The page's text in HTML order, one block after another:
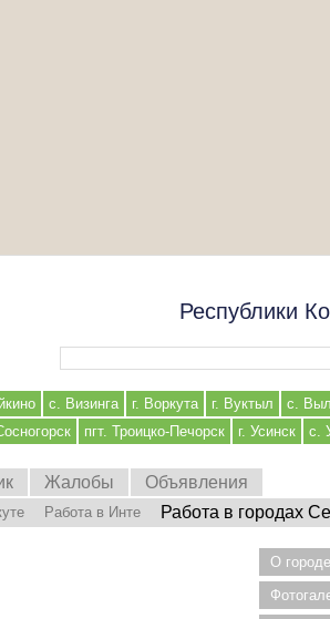
Республики
с. Визинга г. Воркута г. Вуктыл с.
пгт. Троицко-Печорск г. Усинск с.
Жалобы Объявления
Работа в Инте Работа в городах
О городе